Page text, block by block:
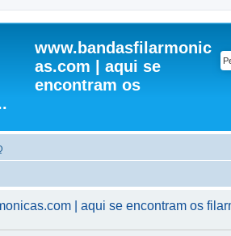
www.bandasfilarmonic
as.com | aqui se
encontram os
| aqui se encontram os